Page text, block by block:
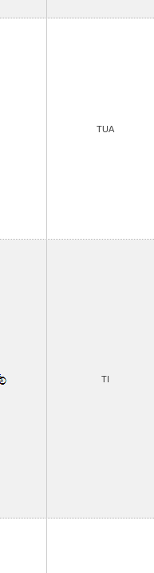
TUA
TI